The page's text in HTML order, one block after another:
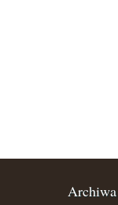
Archiwa